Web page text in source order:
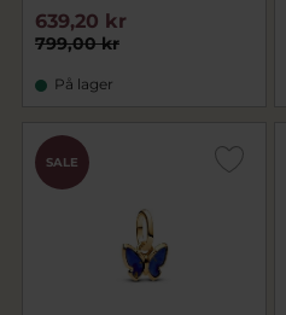
799,00 kr
639,20 kr
På lager
SALE